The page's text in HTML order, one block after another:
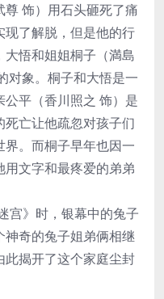
饰）用石头砸死了痛
了解脱，但是他的行
悟和姐姐桐子（満島
对象。桐子和大悟是一
平（香川照之 饰）是
亡让他疏忽对孩子们
。而桐子早年也因一
文字和最疼爱的弟弟
宫》时，银幕中的兔子
奇的兔子姐弟俩相继
揭开了这个家庭尘封